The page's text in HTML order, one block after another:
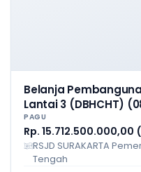
Belanja
Lantai 3 (DBHCHT)
PAGU
Rp. 15.712.500.000,00
RSJD SURAKARTA
Tengah